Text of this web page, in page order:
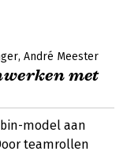
André Meester
met
model aan
teamrollen